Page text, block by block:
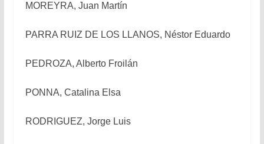
MOREYRA, Juan Martín
PARRA RUIZ DE LOS LLANOS, Néstor Eduardo
PEDROZA, Alberto Froilán
PONNA, Catalina Elsa
RODRIGUEZ, Jorge Luis